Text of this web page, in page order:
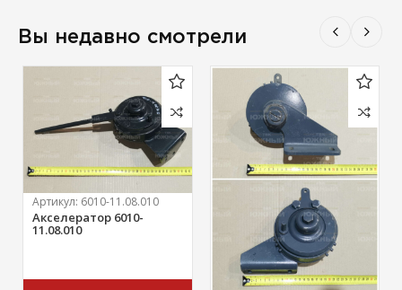
Вы недавно смотрели
Артикул: 6010-11.08.010
Акселератор 6010-
11.08.010